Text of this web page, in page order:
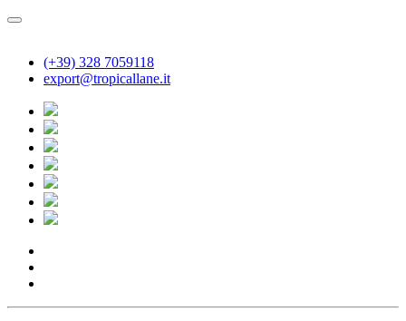
(+39) 328 7059118
export@tropicallane.it